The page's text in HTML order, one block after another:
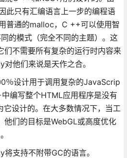
此只有汇编语言上一步的编程语
普通的malloc，C ++可以使用智
的模式（完全不同的主题）。这
们不需要所有复杂的运行时内容来
他们来说是天作之合。
％设计用于调用复杂的JavaScrip
编写整个HTML应用程序是没有
设计的。在大多数情况下，当工
们的目标是WebGL或高度优化
支持不附带GC的语言。